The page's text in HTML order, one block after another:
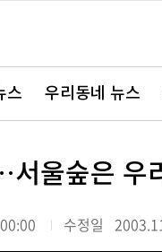
스 우리동네 뉴스
울숲은 우
수정일